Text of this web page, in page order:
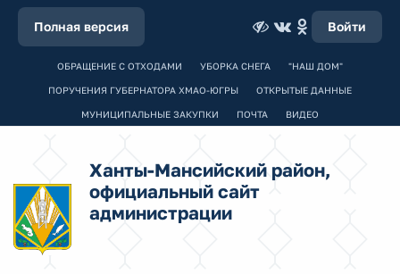
Полная версия Войти
ОБРАЩЕНИЕ С ОТХОДАМИ УБОРКА СНЕГА "НАШ ДОМ"
ПОРУЧЕНИЯ ГУБЕРНАТОРА ХМАО-ЮГРЫ ОТКРЫТЫЕ ДАННЫЕ
МУНИЦИПАЛЬНЫЕ ЗАКУПКИ ПОЧТА ВИДЕО
Ханты-Мансийский район,
официальный сайт
администрации